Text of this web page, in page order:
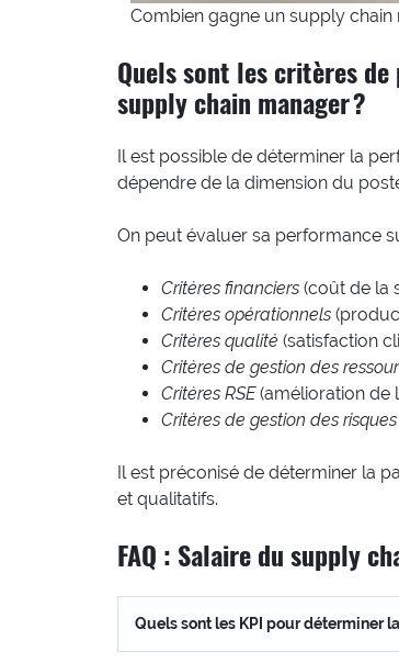
Combien gagne un supply chain
Quels sont les critères
supply chain manager ?
Il est possible de déterminer la
dépendre de la dimension du
On peut évaluer sa performance
Critères financiers (coût de la
Critères opérationnels
Critères qualité (satisfaction
Critères de gestion des
Critères RSE(amélioration de
Critères de gestion des risques
Il est préconisé de déterminer la
et qualitatifs.
FAQ : Salaire du supply
Quels sont les KPI pour déterminer